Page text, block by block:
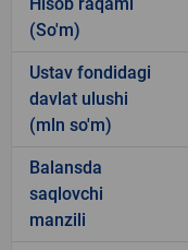
(So'm)
Ustav fondidagi
davlat ulushi
(mln so'm)
Balansda
saqlovchi
manzili